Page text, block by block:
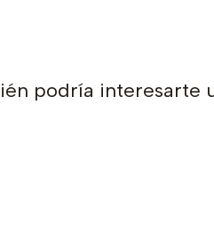
podría interesarte